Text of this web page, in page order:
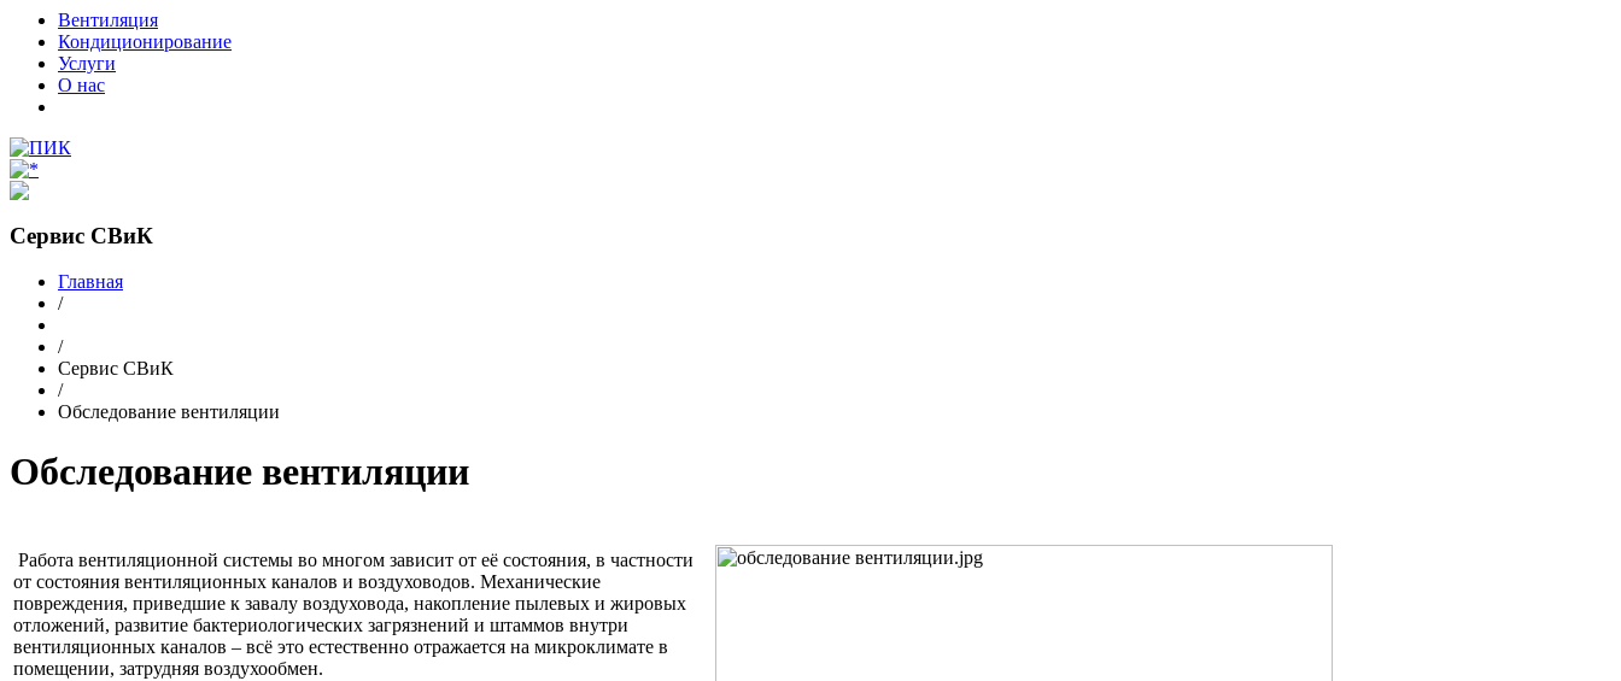
Вентиляция
Кондиционирование
Услуги
О нас
Сервис СВиК
Главная
/
/
Сервис СВиК
/
Обследование вентиляции
Обследование вентиляции
Работа вентиляционной системы во многом зависит от её состояния, в частности
от состояния вентиляционных каналов и воздуховодов. Механические
повреждения, приведшие к завалу воздуховода, накопление пылевых и жировых
отложений, развитие бактериологических загрязнений и штаммов внутри
вентиляционных каналов – всё это естественно отражается на микроклимате в
помещении, затрудняя воздухообмен.